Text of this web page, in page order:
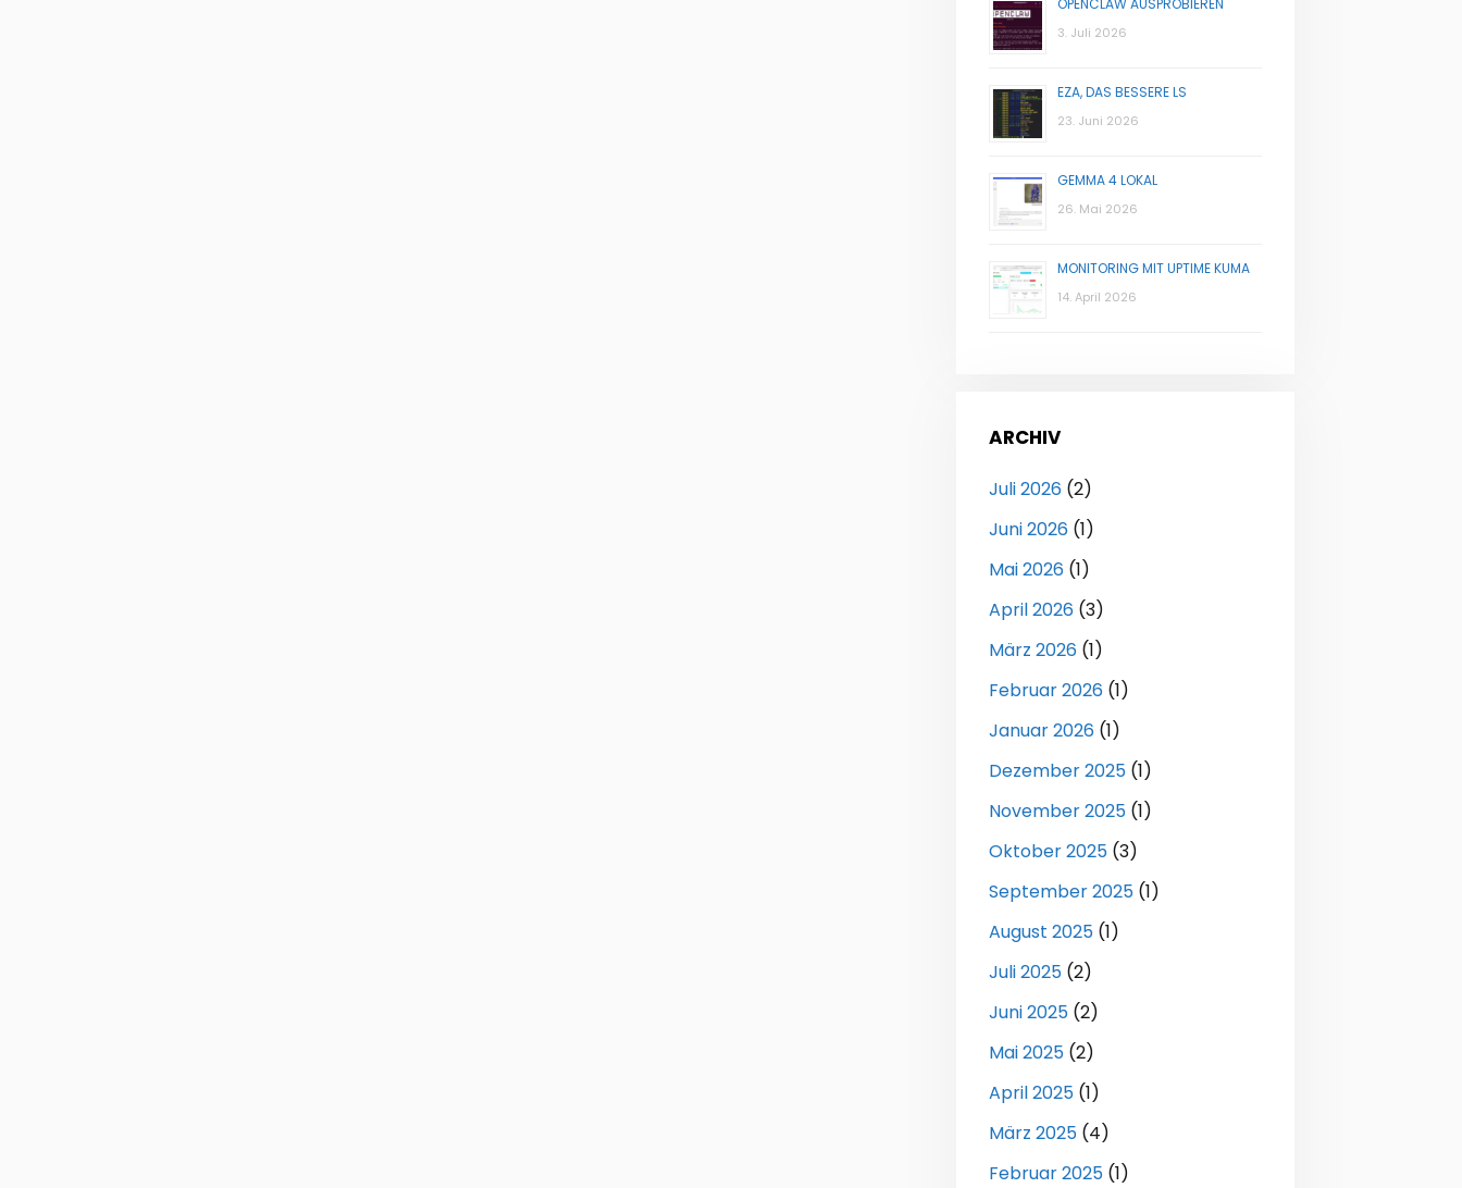
3. Juli 2026
EZA, DAS BESSERE LS
23. Juni 2026
GEMMA 4 LOKAL
26. Mai 2026
MONITORING MIT UPTIME KUMA
14. April 2026
ARCHIV
Juli 2026 (2)
Juni 2026 (1)
Mai 2026 (1)
April 2026 (3)
März 2026 (1)
Februar 2026 (1)
Januar 2026 (1)
Dezember 2025 (1)
November 2025 (1)
Oktober 2025 (3)
September 2025 (1)
August 2025 (1)
Juli 2025 (2)
Juni 2025 (2)
Mai 2025 (2)
April 2025 (1)
März 2025 (4)
Februar 2025 (1)